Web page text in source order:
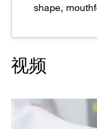
shape,
视频